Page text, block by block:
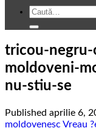
Caută
tricou-negru-
moldoveni-
nu-stiu-se
Published aprilie 6,
moldovenesc Vreau